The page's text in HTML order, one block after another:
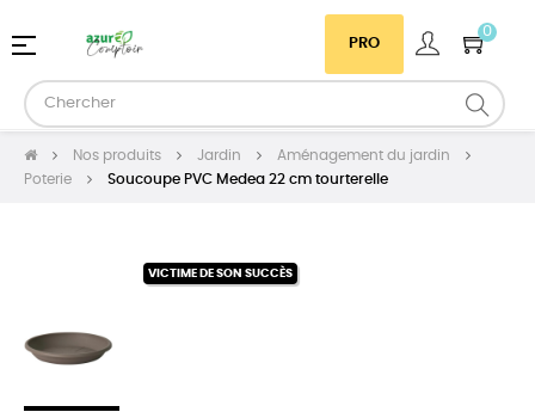
PRO
0
Basculer
navigation
☰
Nos produits Jardin
Aménagement du jardin
Poterie
Soucoupe PVC Medea 22 cm tourterelle
VICTIME DE SON SUCCÈS